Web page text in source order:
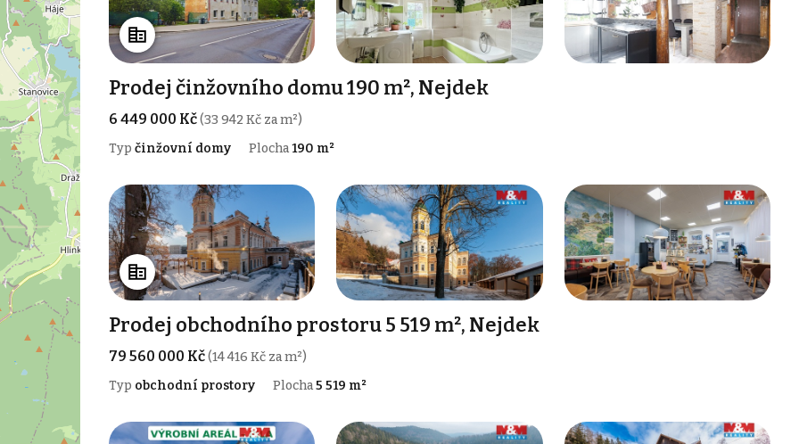
Prodej činžovního domu 190 m², Nejdek
6 449 000 Kč(33 942 Kč za m²)
Typ činžovní domy Plocha190 m²
Prodej obchodního prostoru 5 519 m², Nejdek
79 560 000 Kč(14 416 Kč za m²)
Typ obchodní prostory Plocha5 519 m²